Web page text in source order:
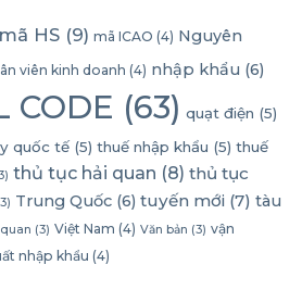
mã HS (9) mã ICAO (4) Nguyên
viên kinh doanh (4) nhập khẩu (6)
CODE (63) quạt điện (5)
quốc tế (5) thuế nhập khẩu (5) thuế
thủ tục hải quan (8) thủ tục
Trung Quốc (6) tuyến mới (7) tàu
(3) Việt Nam (4) Văn bản (3) vận
nhập khẩu (4)